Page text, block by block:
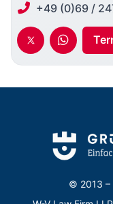
+49 (0)69 /
© 2013 –